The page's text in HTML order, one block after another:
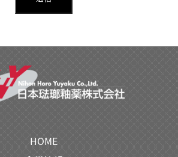
得ます。
の場合を除いて、お預かり
をご本人の許可なく第三者
意がある場合
HOME